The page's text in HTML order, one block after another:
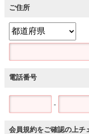
ご住所
電話番号
-
会員規約をご確認の上チ